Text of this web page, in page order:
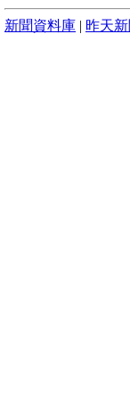
新聞資料庫 | 昨天